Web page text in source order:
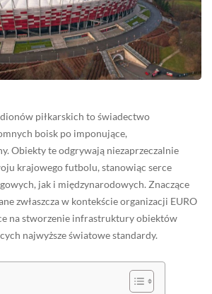
piłkarskich to świadectwo
boisk po imponujące,
Obiekty te odgrywają niezaprzeczalnie
krajowego futbolu, stanowiąc serce
jak i międzynarodowych. Znaczące
zwłaszcza w kontekście organizacji EURO
na stworzenie infrastruktury obiektów
najwyższe światowe standardy.